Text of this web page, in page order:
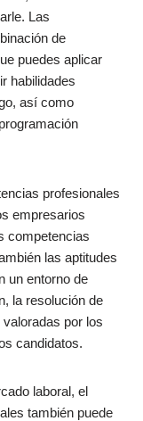
Las
de
puedes aplicar
habilidades
así como
profesionales
empresarios
competencias
las aptitudes
un entorno de
la resolución de
por los
candidatos.
laboral, el
también puede